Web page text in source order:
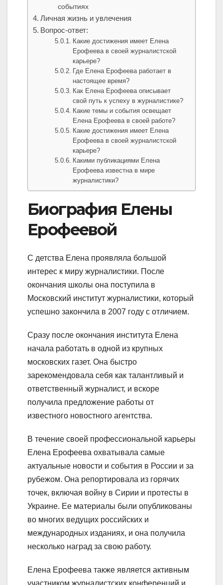
событиях
Личная жизнь и увлечения
Вопрос-ответ:
Какие достижения имеет Елена
Ерофеева в своей журналистской
карьере?
Где Елена Ерофеева работает в
настоящее время?
Как Елена Ерофеева описывает
свой путь к успеху в журналистике?
Какие темы и события освещает
Елена Ерофеева в своей работе?
Какие достижения имеет Елена
Ерофеева в своей журналистской
карьере?
Какими публикациями Елена
Ерофеева известна в мире
журналистики?
Биография Елены
Ерофеевой
С детства Елена проявляла большой
интерес к миру журналистики. После
окончания школы она поступила в
Московский институт журналистики, который
успешно закончила в 2007 году с отличием.
Сразу после окончания института Елена
начала работать в одной из крупных
московских газет. Она быстро
зарекомендовала себя как талантливый и
ответственный журналист, и вскоре
получила предложение работы от
известного новостного агентства.
В течение своей профессиональной карьеры
Елена Ерофеева охватывала самые
актуальные новости и события в России и за
рубежом. Она репортировала из горячих
точек, включая войну в Сирии и протесты в
Украине. Ее материалы были опубликованы
во многих ведущих российских и
международных изданиях, и она получила
несколько наград за свою работу.
Елена Ерофеева также является активным
участником журналистских конференций и